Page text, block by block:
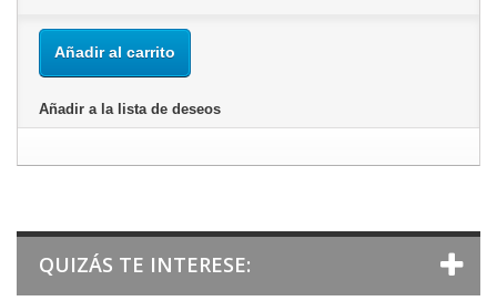
Añadir al carrito
Añadir a la lista de deseos
QUIZÁS TE INTERESE: